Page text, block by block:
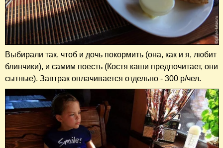
Выбирали так, чтоб и дочь покормить (она, как и я, любит
блинчики), и самим поесть (Костя каши предпочитает, они
сытные). Завтрак оплачивается отдельно - 300 р/чел.